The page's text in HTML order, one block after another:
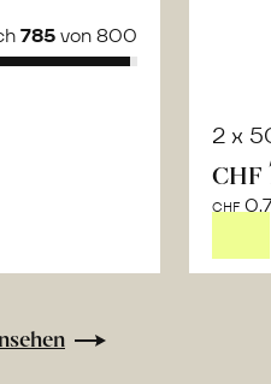
785von 800
2 x
CHF
CHF